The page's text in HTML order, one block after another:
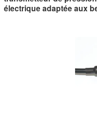
électrique adaptée aux